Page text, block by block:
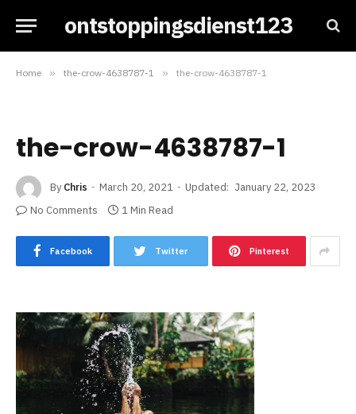
ontstoppingsdienst123
Home » the-crow-4638787-1 » the-crow-4638787-1
the-crow-4638787-1
By Chris March 20, 2021 Updated: January 22, 2023
No Comments
1 Min Read
Facebook Twitter Pinterest